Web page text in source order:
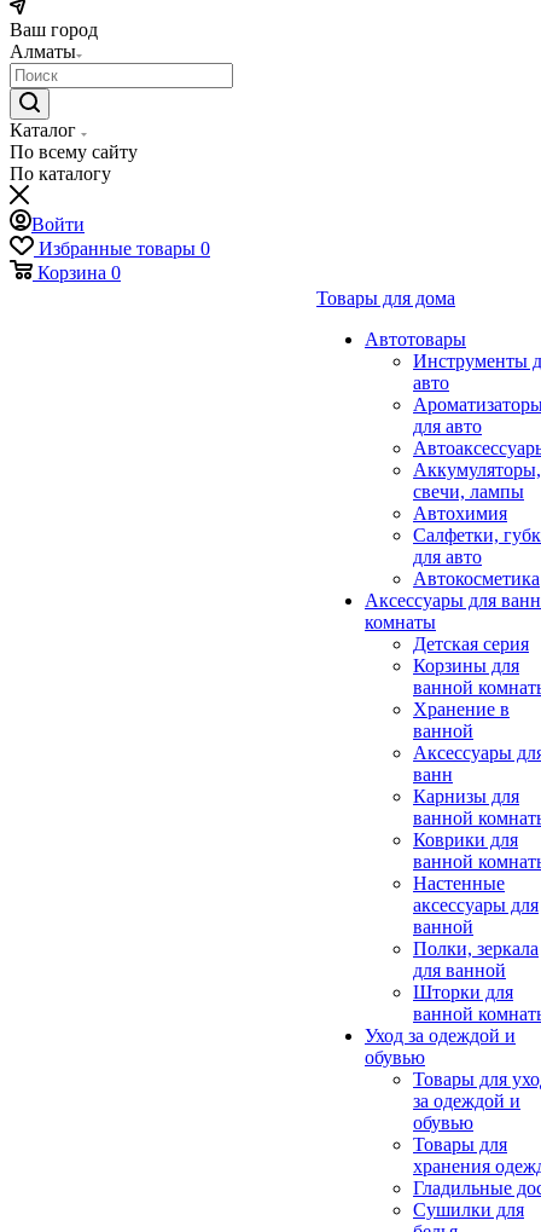
Ваш город
Алматы
Каталог
По всему сайту
По каталогу
Войти
Избранные товары 0
Корзина 0
Товары для дома
Автотовары
Инструменты
авто
для авто
Аккумуляторы,
свечи, лампы
Автохимия
Салфетки,
для авто
Автокосметика
Аксессуары для
комнаты
Детская серия
Корзины для
ванной
Хранение в
ванной
Аксессуары
ванн
Карнизы для
ванной
Коврики для
ванной
Настенные
аксессуары для
ванной
Полки, зеркала
для ванной
Шторки для
ванной
Уход за одеждой и
обувью
Товары для
за одеждой и
обувью
Товары для
хранения
Гладильные
Сушилки для